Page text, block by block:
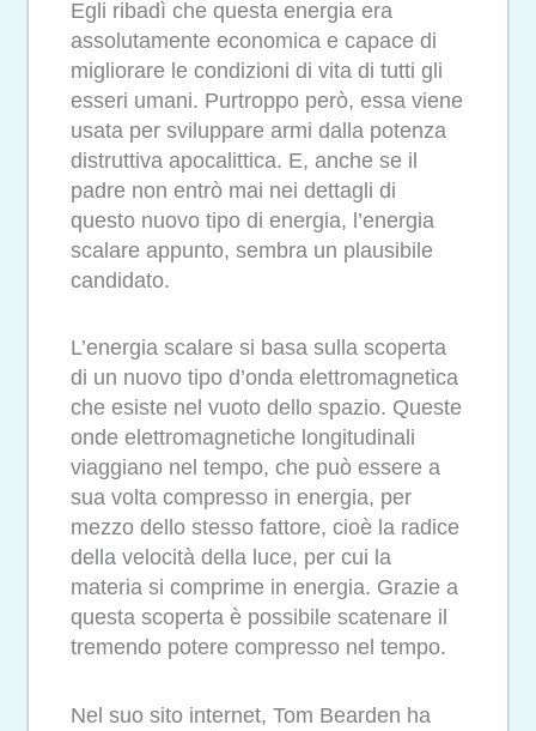
Egli ribadì che questa energia era
assolutamente economica e capace di
migliorare le condizioni di vita di tutti gli
esseri umani. Purtroppo però, essa viene
usata per sviluppare armi dalla potenza
distruttiva apocalittica. E, anche se il
padre non entrò mai nei dettagli di
questo nuovo tipo di energia, l’energia
scalare appunto, sembra un plausibile
candidato.
L’energia scalare si basa sulla scoperta
di un nuovo tipo d’onda elettromagnetica
che esiste nel vuoto dello spazio. Queste
onde elettromagnetiche longitudinali
viaggiano nel tempo, che può essere a
sua volta compresso in energia, per
mezzo dello stesso fattore, cioè la radice
della velocità della luce, per cui la
materia si comprime in energia. Grazie a
questa scoperta è possibile scatenare il
tremendo potere compresso nel tempo.
Nel suo sito internet, Tom Bearden ha